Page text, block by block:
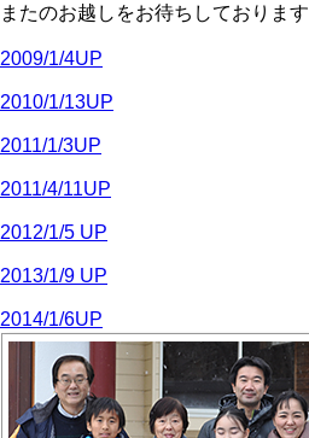
またのお越しをお待ちしております
2009/1/4UP
2010/1/13UP
2011/1/3UP
2011/4/11UP
2012/1/5 UP
2013/1/9 UP
2014/1/6UP